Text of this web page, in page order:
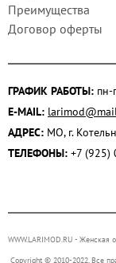
Преимущества
Договор оферты
ГРАФИК РАБОТЫ: пн-
E-MAIL:
АДРЕС: МО, г.
ТЕЛЕФОНЫ: +7 (925)
WWW.LARIMOD.RU - Женская
Copyright © 2010-2022. Все